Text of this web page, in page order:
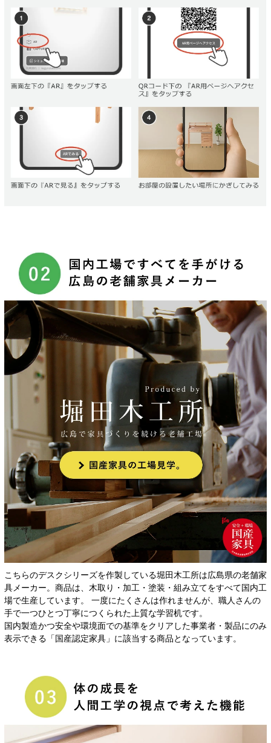
こちらのデスクシリーズを作製している堀田木工所は広島県の老舗家
具メーカー。商品は、木取り・加工・塗装・組み立てをすべて国内工
場で生産しています。 一度にたくさんは作れませんが、職人さんの
手で一つひとつ丁寧につくられた上質な学習机です。
国内製造かつ安全や環境面での基準をクリアした事業者・製品にのみ
表示できる「国産認定家具」に該当する商品となっています。